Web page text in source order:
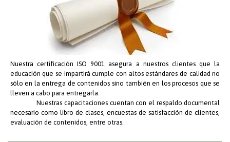
Nuestra certificación ISO 9001 asegura a nuestros clientes que la
educación que se impartirá cumple con altos estándares de calidad no
sólo en la entrega de contenidos sino también en los procesos que se
lleven a cabo para entregarla.
Nuestras capacitaciones cuentan con el respaldo documental
necesario como libro de clases, encuestas de satisfacción de clientes,
evaluación de contenidos, entre otras.